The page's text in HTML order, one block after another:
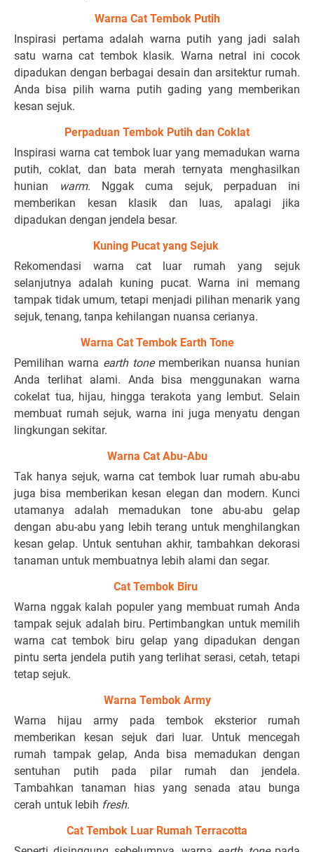
Warna Cat Tembok Putih
Inspirasi pertama adalah warna putih yang jadi salah
satu warna cat tembok klasik. Warna netral ini cocok
dipadukan dengan berbagai desain dan arsitektur rumah.
Anda bisa pilih warna putih gading yang memberikan
kesan sejuk.
Perpaduan Tembok Putih dan Coklat
Inspirasi warna cat tembok luar yang memadukan warna
putih, coklat, dan bata merah ternyata menghasilkan
hunian
warm. Nggak cuma sejuk, perpaduan ini
memberikan kesan klasik dan luas, apalagi jika
dipadukan dengan jendela besar.
Kuning Pucat yang Sejuk
Rekomendasi warna cat luar rumah yang sejuk
selanjutnya adalah kuning pucat. Warna ini memang
tampak tidak umum, tetapi menjadi pilihan menarik yang
sejuk, tenang, tanpa kehilangan nuansa cerianya.
Warna Cat Tembok Earth Tone
Pemilihan warna earth tonememberikan nuansa hunian
Anda terlihat alami. Anda bisa menggunakan warna
cokelat tua, hijau, hingga terakota yang lembut. Selain
membuat rumah sejuk, warna ini juga menyatu dengan
lingkungan sekitar.
Warna Cat Abu-Abu
Tak hanya sejuk, warna cat tembok luar rumah abu-abu
juga bisa memberikan kesan elegan dan modern. Kunci
utamanya adalah memadukan tone abu-abu gelap
dengan abu-abu yang lebih terang untuk menghilangkan
kesan gelap. Untuk sentuhan akhir, tambahkan dekorasi
tanaman untuk membuatnya lebih alami dan segar.
Cat Tembok Biru
Warna nggak kalah populer yang membuat rumah Anda
tampak sejuk adalah biru. Pertimbangkan untuk memilih
warna cat tembok biru gelap yang dipadukan dengan
pintu serta jendela putih yang terlihat serasi, cetah, tetapi
tetap sejuk.
Warna Tembok Army
Warna hijau army pada tembok eksterior rumah
memberikan kesan sejuk dari luar. Untuk mencegah
rumah tampak gelap, Anda bisa memadukan dengan
sentuhan putih pada pilar rumah dan jendela.
Tambahkan tanaman hias yang senada atau bunga
cerah untuk lebih fresh.
Cat Tembok Luar Rumah Terracotta